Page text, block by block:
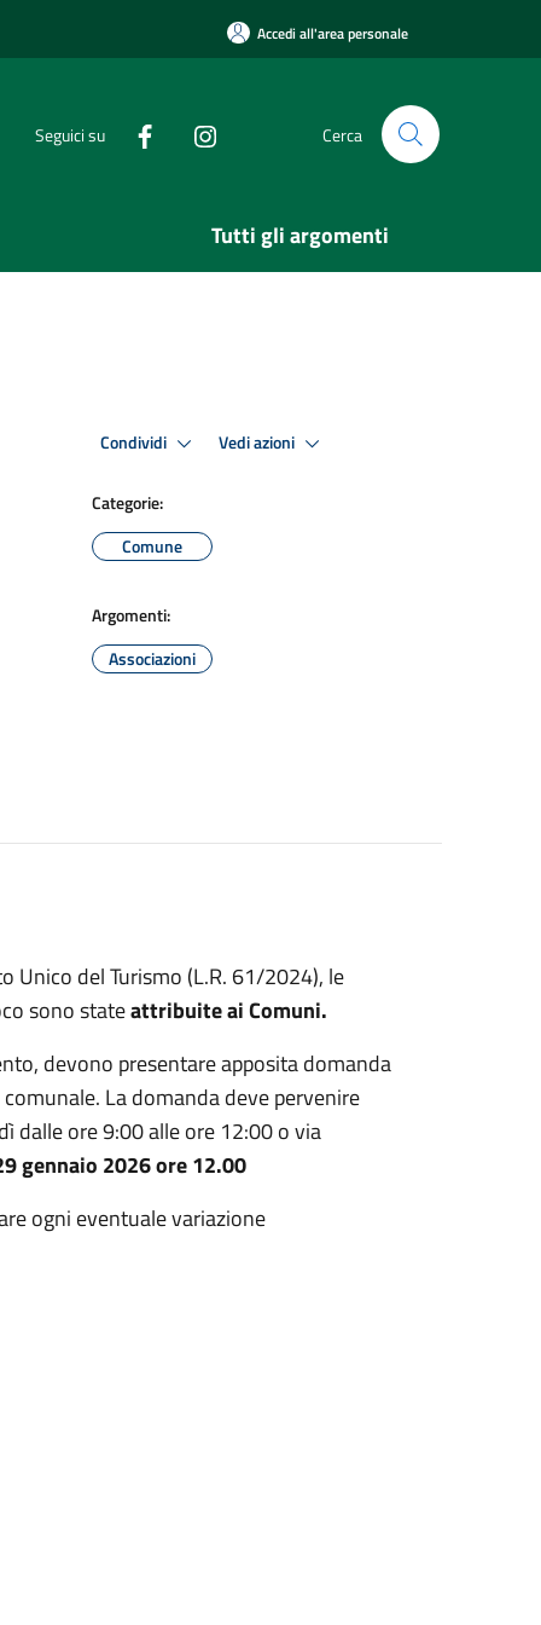
Accedi all'area personale
Seguici su Cerca
Tutti gli argomenti
Condividi Vedi azioni
Categorie:
Comune
Argomenti:
Associazioni
Unico del Turismo (L.R. 61/2024), le
sono stateattribuite ai Comuni.
devono presentare apposita domanda
La domanda deve pervenire
dalle ore 9:00 alle ore 12:00 o via
gennaio 2026 ore 12.00
ogni eventuale variazione